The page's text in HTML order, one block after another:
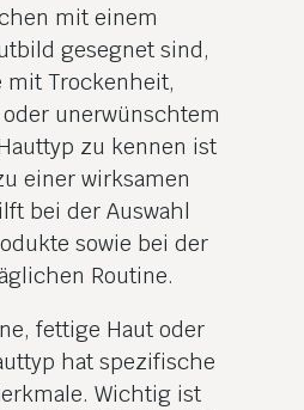
mit einem
gesegnet sind,
mit Trockenheit,
unerwünschtem
zu kennen ist
einer wirksamen
bei der Auswahl
sowie bei der
Routine.
fettige Haut oder
hat spezifische
Wichtig ist